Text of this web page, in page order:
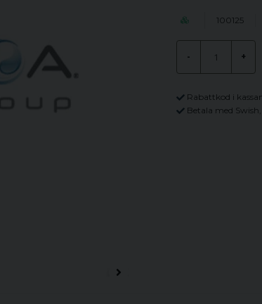
100125
- +
Rabattkod i
Betala med